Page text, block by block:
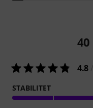
40
4.8
STABILITET